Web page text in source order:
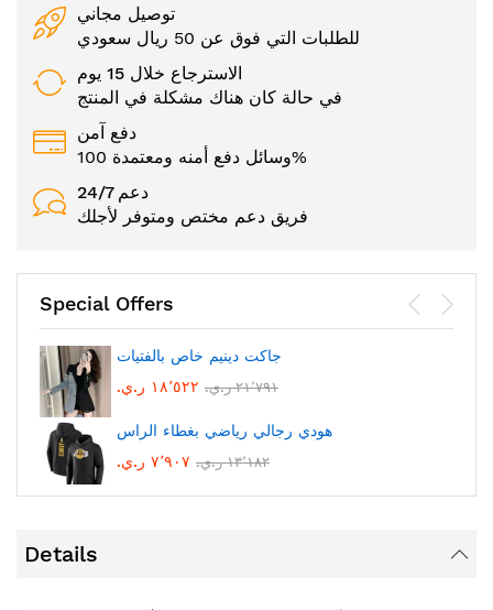
توصيل مجاني
للطلبات التي فوق عن 50 ريال سعودي
الاسترجاع خلال 15 يوم
في حالة كان هناك مشكلة في المنتج
دفع آمن
وسائل دفع أمنه ومعتمدة 100%
24/7 دعم
فريق دعم مختص ومتوفر لأجلك
Special Offers
جاكت دينيم خاص بالفتيات
١٨٬٥٢٢ ر.ي.‏
٢١٬٧٩١ ر.ي.‏
هودي رجالي رياضي بغطاء الراس
٧٬٩٠٧ ر.ي.‏
١٣٬١٨٢ ر.ي.‏
Details